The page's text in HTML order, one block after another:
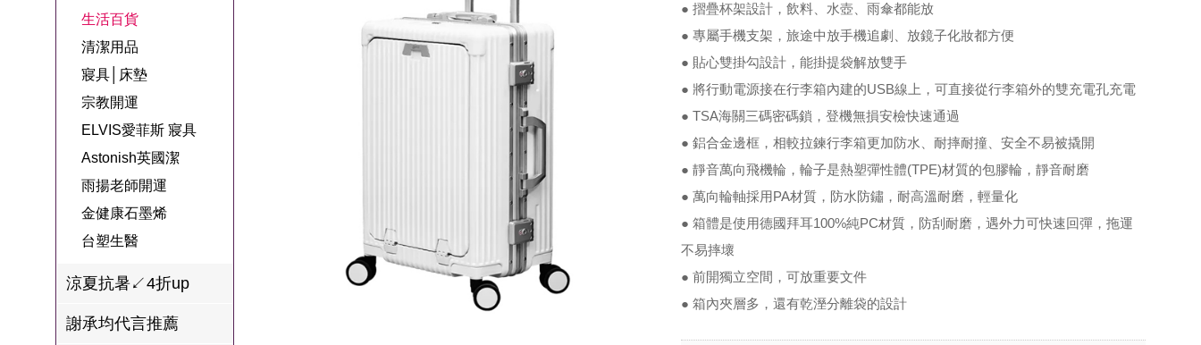
名
百味人生戲劇
型男大主廚聯
名
節目聯名商品
推薦
焙
鍋物 l 藥膳 l 滴
雞精
林聰明沙鍋魚
冷藏 | 冷凍食品
李大娘手工水
餃
自在食刻
鮮蝦蝦滑
寢具│床墊
宗教開運
ELVIS愛菲斯
Astonish英國潔
雨揚老師開運
金健康石墨烯
配件
PP波瑟楓妮品
牌館
OUR FAMILY
一家人
甘味人生
狀元堂牛樟芝
男內褲
NEONER
涼夏家電
3C
1MORE耳機
生活百貨
清潔用品
寢具│床墊
宗教開運
ELVIS愛菲斯 寢具
Astonish英國潔
雨揚老師開運
金健康石墨烯
台塑生醫
涼夏抗暑↙4折up
謝承均代言推薦
● 摺疊杯架設計，飲料、水壺、雨傘都能放
● 專屬手機支架，旅途中放手機追劇、放鏡子化妝都方便
● 貼心雙掛勾設計，能掛提袋解放雙手
● 將行動電源接在行李箱內建的USB線上，可直接從行李箱外的雙充電孔充電
● TSA海關三碼密碼鎖，登機無損安檢快速通過
● 鋁合金邊框，相較拉鍊行李箱更加防水、耐摔耐撞、安全不易被撬開
● 靜音萬向飛機輪，輪子是熱塑彈性體(TPE)材質的包膠輪，靜音耐磨
● 萬向輪軸採用PA材質，防水防鏽，耐高溫耐磨，輕量化
● 箱體是使用德國拜耳100%純PC材質，防刮耐磨，遇外力可快速回彈，拖運
不易摔壞
● 前開獨立空間，可放重要文件
● 箱內夾層多，還有乾溼分離袋的設計